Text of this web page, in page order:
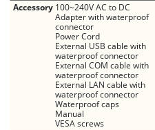
Accessory 100~240V AC to DC
Adapter with waterproof
connector
Power Cord
External USB cable with
waterproof connector
External COM cable with
waterproof connector
External LAN cable with
waterproof connector
Waterproof caps
Manual
VESA screws